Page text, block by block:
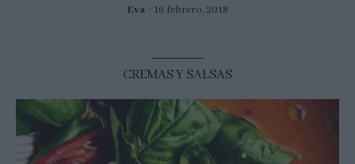
Eva 16 febrero, 2018
CREMAS Y SALSAS